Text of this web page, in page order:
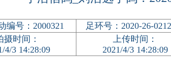
编号：2000321 足环号： 2020-26-
摄时间：
4/3 14:28:09
上传时间：
2021/4/3 14:28:09